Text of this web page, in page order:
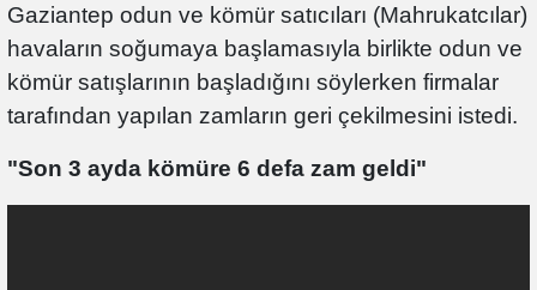
Gaziantep odun ve kömür satıcıları (Mahrukatcılar)
havaların soğumaya başlamasıyla birlikte odun ve
kömür satışlarının başladığını söylerken firmalar
tarafından yapılan zamların geri çekilmesini istedi.
"Son 3 ayda kömüre 6 defa zam geldi"